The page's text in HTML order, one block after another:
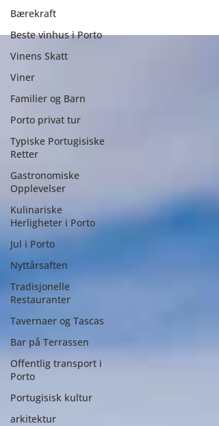
Bærekraft
Beste vinhus i Porto
Vinens Skatt
Viner
Familier og Barn
Porto privat tur
Typiske Portugisiske
Retter
Gastronomiske
Opplevelser
Kulinariske
Herligheter i Porto
Jul i Porto
Nyttårsaften
Tradisjonelle
Restauranter
Tavernaer og Tascas
Bar på Terrassen
Offentlig transport i
Porto
Portugisisk kultur
arkitektur